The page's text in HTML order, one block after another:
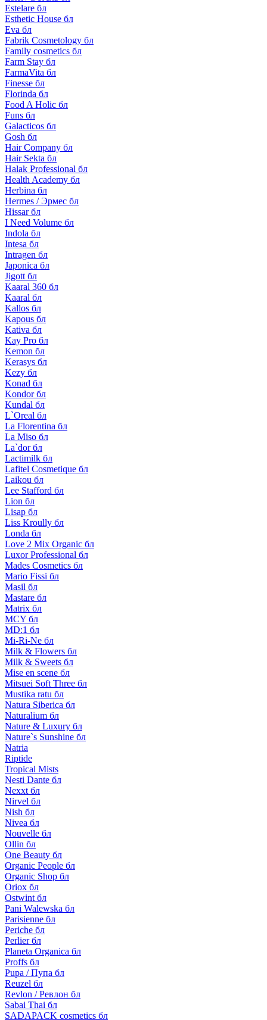
Estelare бл
Esthetic House бл
Eva бл
Fabrik Cosmetology бл
Family cosmetics бл
Farm Stay бл
FarmaVita бл
Finesse бл
Florinda бл
Food A Holic бл
Funs бл
Galacticos бл
Gosh бл
Hair Company бл
Hair Sekta бл
Halak Professional бл
Health Academy бл
Herbina бл
Hermes / Эрмес бл
Hissar бл
I Need Volume бл
Indola бл
Intesa бл
Intragen бл
Japonica бл
Jigott бл
Kaaral 360 бл
Kaaral бл
Kallos бл
Kapous бл
Kativa бл
Kay Pro бл
Kemon бл
Kerasys бл
Kezy бл
Konad бл
Kondor бл
Kundal бл
L`Oreal бл
La Florentina бл
La Miso бл
La`dor бл
Lactimilk бл
Lafitel Cosmetique бл
Laikou бл
Lee Stafford бл
Lion бл
Lisap бл
Liss Kroully бл
Londa бл
Love 2 Mix Organic бл
Luxor Professional бл
Mades Cosmetics бл
Mario Fissi бл
Masil бл
Mastare бл
Matrix бл
MCY бл
MD:1 бл
Mi-Ri-Ne бл
Milk & Flowers бл
Milk & Sweets бл
Mise en scene бл
Mitsuei Soft Three бл
Mustika ratu бл
Natura Siberica бл
Naturalium бл
Nature & Luxury бл
Nature`s Sunshine бл
Natria
Riptide
Tropical Mists
Nesti Dante бл
Nexxt бл
Nirvel бл
Nish бл
Nivea бл
Nouvelle бл
Ollin бл
One Beauty бл
Organic People бл
Organic Shop бл
Oriox бл
Ostwint бл
Pani Walewska бл
Parisienne бл
Periche бл
Perlier бл
Planeta Organica бл
Proffs бл
Pupa / Пупа бл
Reuzel бл
Revlon / Ревлон бл
Sabai Thai бл
SADAPACK cosmetics бл